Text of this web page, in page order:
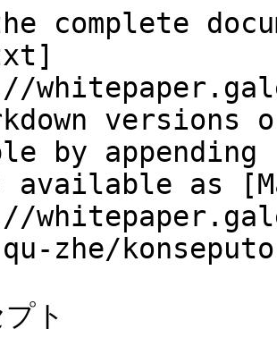
complete
versions
by
available as
zhe/
ト